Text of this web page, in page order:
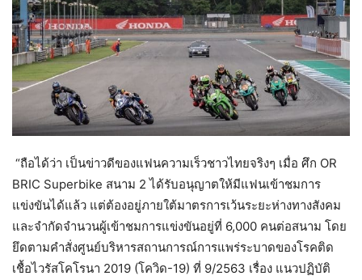
“ถือได้ว่า เป็นข่าวดีของแฟนความเร็วชาวไทยจริงๆ เมื่อ ศึก OR
BRIC Superbike สนาม 2 ได้รับอนุญาตให้มีแฟนเข้าชมการ
แข่งขันได้แล้ว แต่ต้องอยู่ภายใต้มาตรการเว้นระยะห่างทางสังคม
และจำกัดจำนวนผู้เข้าชมการแข่งขันอยู่ที่ 6,000 คนต่อสนาม โดย
ยึดตามคำสั่งศูนย์บริหารสถานการณ์การแพร่ระบาดของโรคติด
เชื้อไวรัสโคโรนา 2019 (โควิด-19) ที่ 9/2563 เรื่อง แนวปฏิบัติ